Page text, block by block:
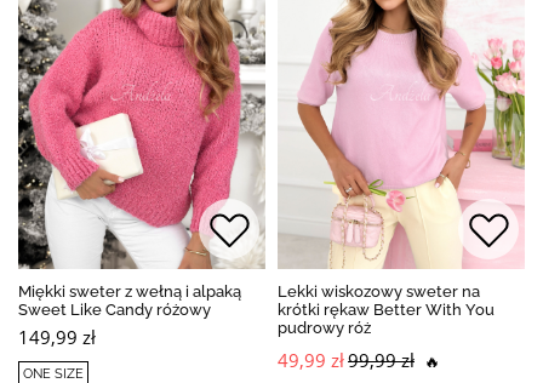
Miękki sweter z wełną i alpaką
Sweet Like Candy różowy
149,99 zł
ONE SIZE
Lekki wiskozowy sweter na
krótki rękaw Better With You
pudrowy róż
49,99 zł99,99 zł 🔥